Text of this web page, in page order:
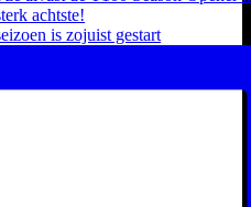
is zojuist gestart